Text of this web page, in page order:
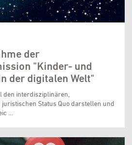
der
"Kinder- und
der digitalen Welt"
den interdisziplinären,
Status Quo darstellen und
…